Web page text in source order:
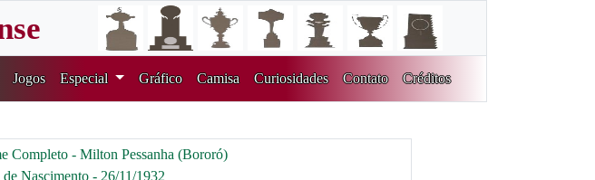
Jogos Especial Gráfico Camisa Curiosidades Contato Créditos
Completo - Milton Pessanha (Bororó)
de Nascimento - 26/11/1932